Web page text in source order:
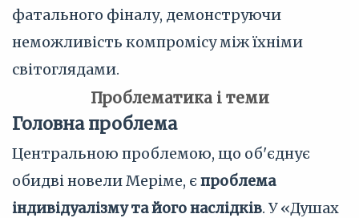
фатального фіналу, демонструючи
неможливість компромісу між їхніми
світоглядами.
Проблематика і теми
Головна проблема
Центральною проблемою, що об'єднує
обидві новели Меріме, є проблема
індивідуалізму та його наслідків. У «Душах